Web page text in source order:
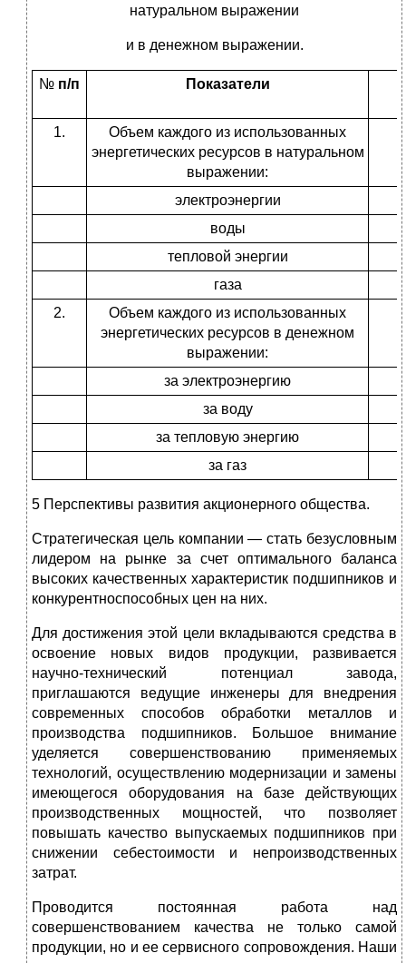
натуральном выражении
и в денежном выражении.
№ п/п
Показатели
1.
Объем каждого из использованных
энергетических ресурсов в натуральном
выражении:
электроэнергии
воды
тепловой энергии
газа
2.
Объем каждого из использованных
энергетических ресурсов в денежном
выражении:
за электроэнергию
за воду
за тепловую энергию
за газ
5 Перспективы развития акционерного общества.
Стратегическая цель компании — стать безусловным
лидером на рынке за счет оптимального баланса
высоких качественных характеристик подшипников и
конкурентноспособных цен на них.
Для достижения этой цели вкладываются средства в
освоение новых видов продукции, развивается
научно-технический потенциал завода,
приглашаются ведущие инженеры для внедрения
современных способов обработки металлов и
производства подшипников. Большое внимание
уделяется совершенствованию применяемых
технологий, осуществлению модернизации и замены
имеющегося оборудования на базе действующих
производственных мощностей, что позволяет
повышать качество выпускаемых подшипников при
снижении себестоимости и непроизводственных
затрат.
Проводится постоянная работа над
совершенствованием качества не только самой
продукции, но и ее сервисного сопровождения. Наши